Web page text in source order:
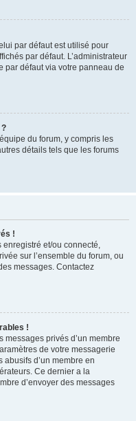
par défaut est utilisé pour
par défaut. L’administrateur
par défaut via votre panneau de
?
du forum, y compris les
détails tels que les forums
!
enregistré et/ou connecté,
sur l’ensemble du forum, ou
messages. Contactez
!
privés d’un membre
de votre messagerie
d’un membre en
Ce dernier a la
d’envoyer des messages